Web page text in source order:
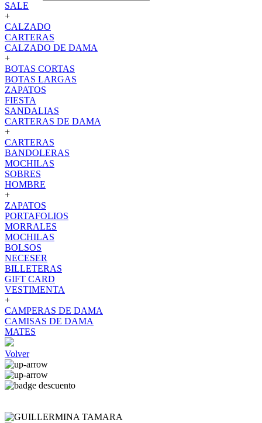
SALE
+
CALZADO
CARTERAS
CALZADO DE DAMA
+
BOTAS CORTAS
BOTAS LARGAS
ZAPATOS
FIESTA
SANDALIAS
CARTERAS DE DAMA
+
CARTERAS
BANDOLERAS
MOCHILAS
SOBRES
HOMBRE
+
ZAPATOS
PORTAFOLIOS
MORRALES
MOCHILAS
BOLSOS
NECESER
BILLETERAS
GIFT CARD
VESTIMENTA
+
CAMPERAS DE DAMA
CAMISAS DE DAMA
MATES
Volver